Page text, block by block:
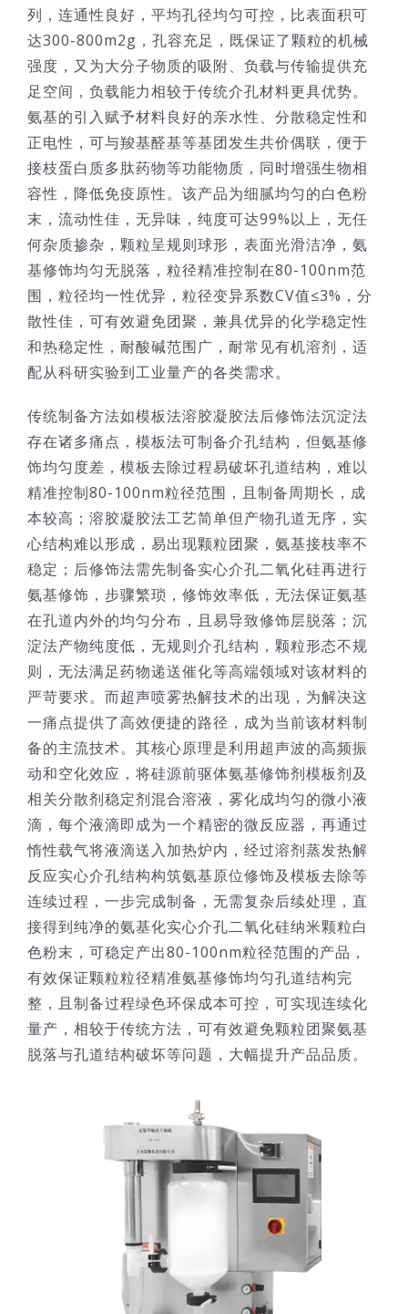
列，连通性良好，平均孔径均匀可控，比表面积可
达300-800m2g，孔容充足，既保证了颗粒的机械
强度，又为大分子物质的吸附、负载与传输提供充
足空间，负载能力相较于传统介孔材料更具优势。
氨基的引入赋予材料良好的亲水性、分散稳定性和
正电性，可与羧基醛基等基团发生共价偶联，便于
接枝蛋白质多肽药物等功能物质，同时增强生物相
容性，降低免疫原性。该产品为细腻均匀的白色粉
末，流动性佳，无异味，纯度可达99%以上，无任
何杂质掺杂，颗粒呈规则球形，表面光滑洁净，氨
基修饰均匀无脱落，粒径精准控制在80-100nm范
围，粒径均一性优异，粒径变异系数CV值≤3%，分
散性佳，可有效避免团聚，兼具优异的化学稳定性
和热稳定性，耐酸碱范围广，耐常见有机溶剂，适
配从科研实验到工业量产的各类需求。
传统制备方法如模板法溶胶凝胶法后修饰法沉淀法
存在诸多痛点，模板法可制备介孔结构，但氨基修
饰均匀度差，模板去除过程易破坏孔道结构，难以
精准控制80-100nm粒径范围，且制备周期长，成
本较高；溶胶凝胶法工艺简单但产物孔道无序，实
心结构难以形成，易出现颗粒团聚，氨基接枝率不
稳定；后修饰法需先制备实心介孔二氧化硅再进行
氨基修饰，步骤繁琐，修饰效率低，无法保证氨基
在孔道内外的均匀分布，且易导致修饰层脱落；沉
淀法产物纯度低，无规则介孔结构，颗粒形态不规
则，无法满足药物递送催化等高端领域对该材料的
严苛要求。而超声喷雾热解技术的出现，为解决这
一痛点提供了高效便捷的路径，成为当前该材料制
备的主流技术。其核心原理是利用超声波的高频振
动和空化效应，将硅源前驱体氨基修饰剂模板剂及
相关分散剂稳定剂混合溶液，雾化成均匀的微小液
滴，每个液滴即成为一个精密的微反应器，再通过
惰性载气将液滴送入加热炉内，经过溶剂蒸发热解
反应实心介孔结构构筑氨基原位修饰及模板去除等
连续过程，一步完成制备，无需复杂后续处理，直
接得到纯净的氨基化实心介孔二氧化硅纳米颗粒白
色粉末，可稳定产出80-100nm粒径范围的产品，
有效保证颗粒粒径精准氨基修饰均匀孔道结构完
整，且制备过程绿色环保成本可控，可实现连续化
量产，相较于传统方法，可有效避免颗粒团聚氨基
脱落与孔道结构破坏等问题，大幅提升产品品质。